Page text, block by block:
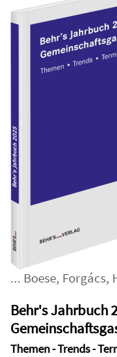
... Boese, Forgács,
Behr's Jahrbuch
Themen - Trends -